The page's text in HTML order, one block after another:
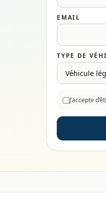
EMAIL
TYPE DE
J’accepte